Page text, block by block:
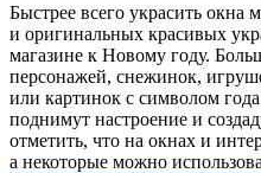
Быстрее всего украсить
и оригинальных красивых
магазине к Новому году.
персонажей, снежинок,
или картинок с символом
поднимут настроение и
отметить, что на окнах и
а некоторые можно